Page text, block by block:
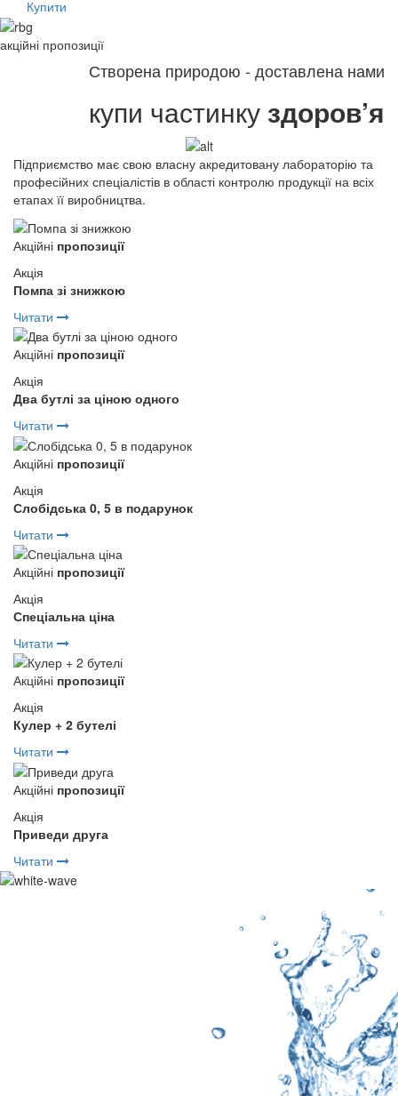
Купити
акційні пропозиції
Створена природою - доставлена нами
купи частинку здоров’я
Підприємство має свою власну акредитовану лабораторію та
професійних спеціалістів в області контролю продукції на всіх
етапах її виробництва.
Акційні пропозиції
Акція
Помпа зі знижкою
Читати
Акційні пропозиції
Акція
Два бутлі за ціною одного
Читати
Акційні пропозиції
Акція
Слобідська 0, 5 в подарунок
Читати
Акційні пропозиції
Акція
Спеціальна ціна
Читати
Акційні пропозиції
Акція
Кулер + 2 бутелі
Читати
Акційні пропозиції
Акція
Приведи друга
Читати